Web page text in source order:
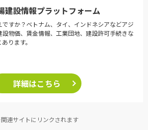
建設情報プラットフォーム
すか？ベトナム、タイ、インドネシアなどアジ
物価、賃金情報、工業団地、建設許可手続きな
ります。
詳細はこちら
連サイトにリンクされます